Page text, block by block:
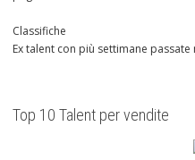
Classifiche
Ex talent con più settimane passate
Top 10 Talent per vendite